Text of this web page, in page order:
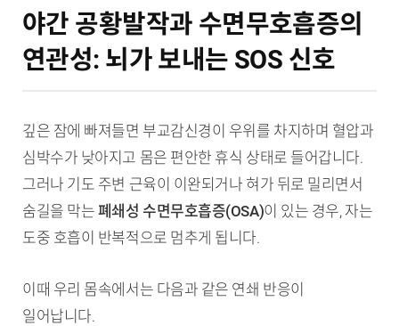
야간 공황발작과 수면무호흡증의
연관성: 뇌가 보내는 SOS 신호
깊은 잠에 빠져들면 부교감신경이 우위를 차지하며 혈압과
심박수가 낮아지고 몸은 편안한 휴식 상태로 들어갑니다.
그러나 기도 주변 근육이 이완되거나 혀가 뒤로 밀리면서
숨길을 막는 폐쇄성 수면무호흡증(OSA)이 있는 경우, 자는
도중 호흡이 반복적으로 멈추게 됩니다.
이때 우리 몸속에서는 다음과 같은 연쇄 반응이
일어납니다.